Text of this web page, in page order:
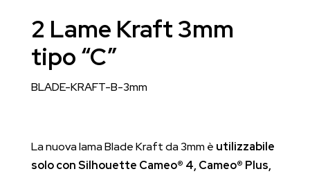
quantità
2 Lame Kraft 3mm
tipo “C”
BLADE-KRAFT-B-3mm
La nuova lama Blade Kraft da 3mm è utilizzabile
solo con Silhouette Cameo® 4, Cameo® Plus,